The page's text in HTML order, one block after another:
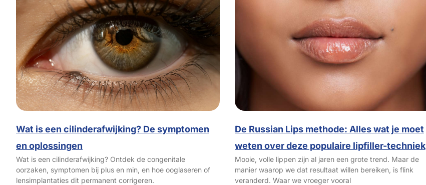
Wat is een cilinderafwijking? De symptomen
en oplossingen
Wat is een cilinderafwijking? Ontdek de congenitale
oorzaken, symptomen bij plus en min, en hoe ooglaseren of
lensimplantaties dit permanent corrigeren.
De Russian Lips methode: Alles wat je moet
weten over deze populaire lipfiller-techniek
Mooie, volle lippen zijn al jaren een grote trend. Maar de
manier waarop we dat resultaat willen bereiken, is flink
veranderd. Waar we vroeger vooral